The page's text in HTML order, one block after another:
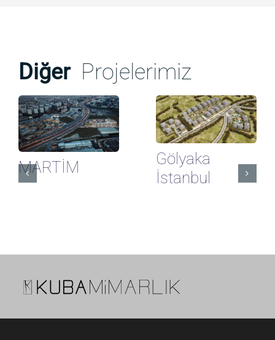
Diğer Projelerimiz
MARTİM
Gölyaka
İstanbul